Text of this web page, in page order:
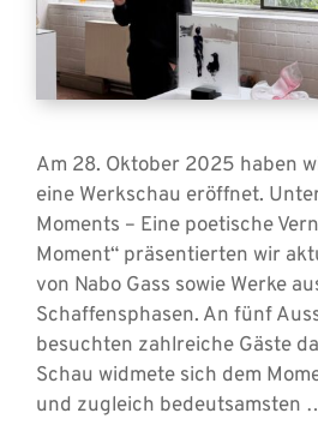
Am 28. Oktober 2025 haben
eine Werkschau eröffnet.
Moments – Eine poetische
Moment“ präsentierten wir
von Nabo Gass sowie Werke
Schaffensphasen. An fünf
besuchten zahlreiche Gäste
Schau widmete sich dem
und zugleich bedeutsamsten